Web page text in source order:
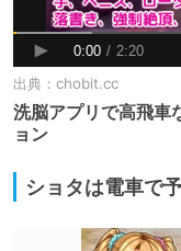
出典： chobit.cc
洗脳アプリで高飛車
ョン
ショタは電車で